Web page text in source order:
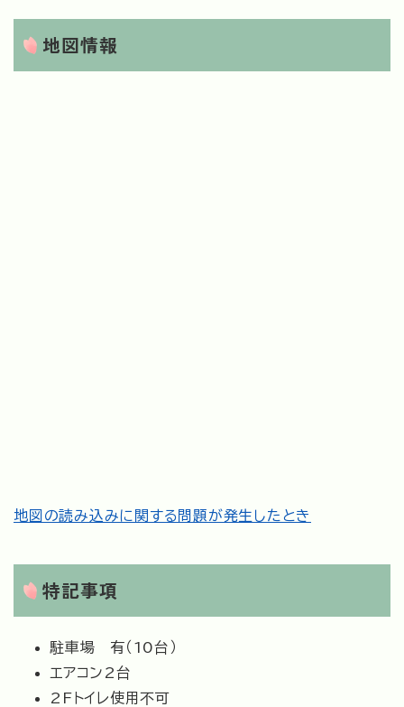
地図情報
地図の読み込みに関する問題が発生したとき
特記事項
駐車場 有（10台）
エアコン2台
2Fトイレ使用不可